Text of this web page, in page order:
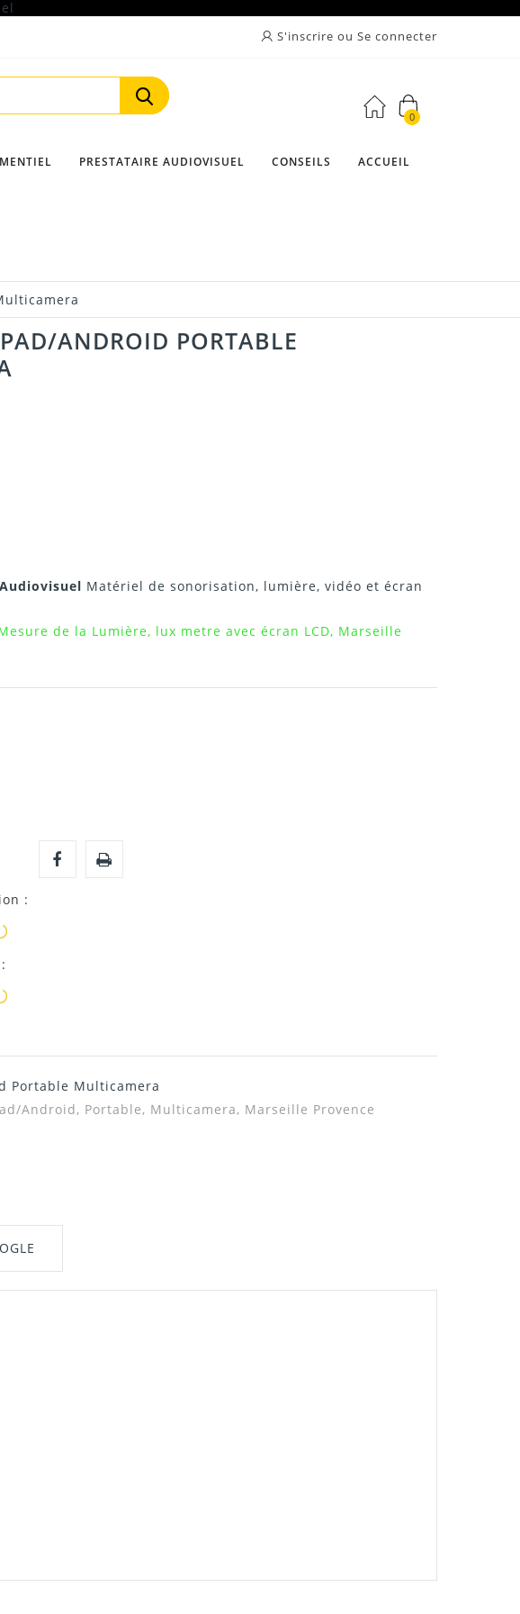
S'inscrire ou Se connecter
0
PRESTATAIRE AUDIOVISUEL CONSEILS ACCUEIL
ANDROID PORTABLE
Matériel de sonorisation, lumière, vidéo et écran
de la Lumière, lux metre avec écran LCD, Marseille
:
Portable Multicamera
Android, Portable, Multicamera, Marseille Provence